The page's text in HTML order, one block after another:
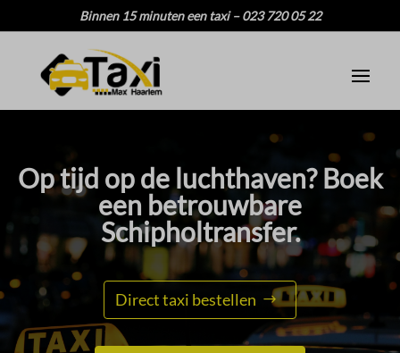
Binnen 15 minuten een taxi – 023 720 05 22
Op tijd op de luchthaven? Boek
een betrouwbare
Schipholtransfer.​
Direct taxi bestellen